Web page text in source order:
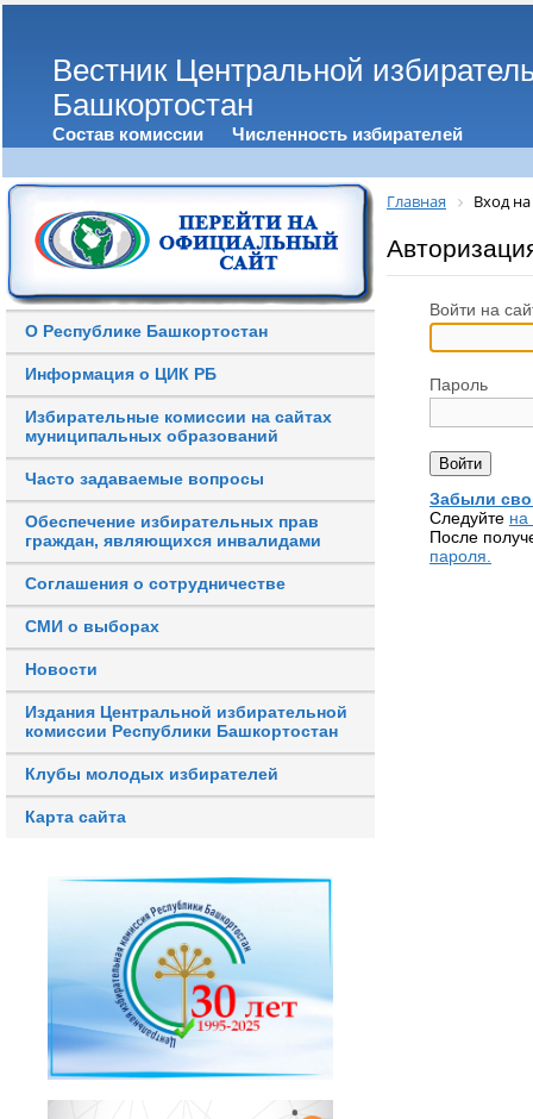
Вестник Центральной
Башкортостан
Состав комиссии Численность избирателей
О Республике Башкортостан
Информация о ЦИК РБ
Избирательные комиссии на сайтах
муниципальных образований
Часто задаваемые вопросы
Обеспечение избирательных прав
граждан, являющихся инвалидами
Соглашения о сотрудничестве
СМИ о выборах
Новости
Издания Центральной избирательной
комиссии Республики Башкортостан
Клубы молодых избирателей
Карта сайта
Главная Вход на
Войти на
Пароль
Забыли
Следуйте на
После
пароля.